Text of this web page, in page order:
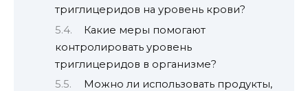
триглицеридов на уровень крови?
Какие меры помогают
контролировать уровень
триглицеридов в организме?
Можно ли использовать продукты,